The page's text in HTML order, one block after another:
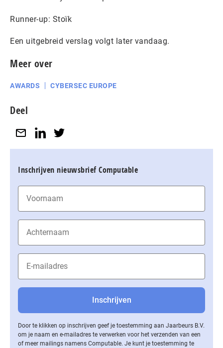
Runner-up: Stoïk
Een uitgebreid verslag volgt later vandaag.
Meer over
AWARDS CYBERSEC EUROPE
Deel
Inschrijven nieuwsbrief Computable
Door te klikken op inschrijven geef je toestemming aan Jaarbeurs B.V.
om je naam en e-mailadres te verwerken voor het verzenden van een
of meer mailings namens Computable. Je kunt je toestemming te